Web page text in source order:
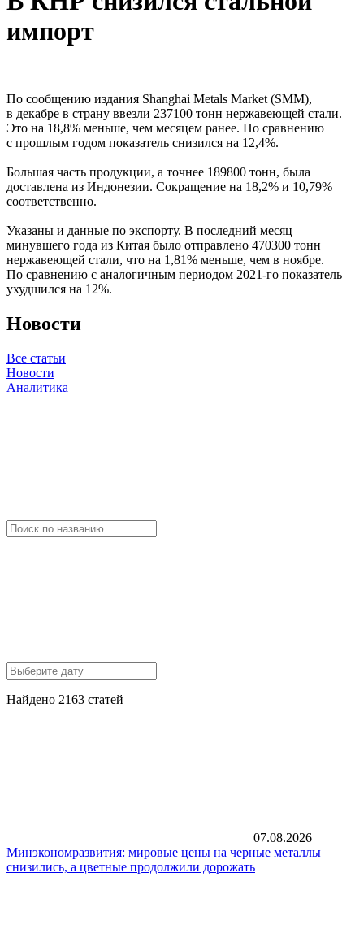
импорт
По сообщению издания Shanghai Metals Market (SMM),
в декабре в страну ввезли 237100 тонн нержавеющей стали.
Это на 18,8% меньше, чем месяцем ранее. По сравнению
с прошлым годом показатель снизился на 12,4%.
Большая часть продукции, а точнее 189800 тонн, была
доставлена из Индонезии. Сокращение на 18,2% и 10,79%
соответственно.
Указаны и данные по экспорту. В последний месяц
минувшего года из Китая было отправлено 470300 тонн
нержавеющей стали, что на 1,81% меньше, чем в ноябре.
По сравнению с аналогичным периодом 2021-го показатель
ухудшился на 12%.
Новости
Все статьи
Новости
Аналитика
Найдено 2163 статей
07.08.2026
Минэкономразвития: мировые цены на черные металлы
снизились, а цветные продолжили дорожать